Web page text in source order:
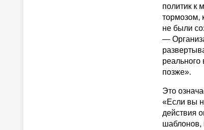
политик к
тормозом,
не были
—
реального
позже».
Это
«Если вы
действия
шаблонов,